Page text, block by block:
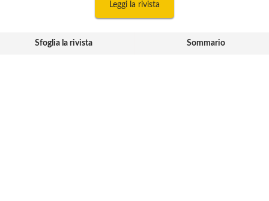
Leggi la rivista
Sfoglia la rivista Sommario